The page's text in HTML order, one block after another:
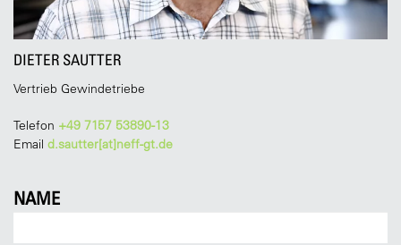
DIETER SAUTTER
Vertrieb Gewindetriebe
Telefon +49 7157 53890-13
Email d.sautter[at]neff-gt.de
NAME